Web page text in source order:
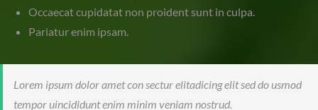
Occaecat cupidatat non proident sunt in culpa.
Pariatur enim ipsam.
Lorem ipsum dolor amet con sectur elitadicing elit sed do usmod
tempor uincididunt enim minim veniam nostrud.